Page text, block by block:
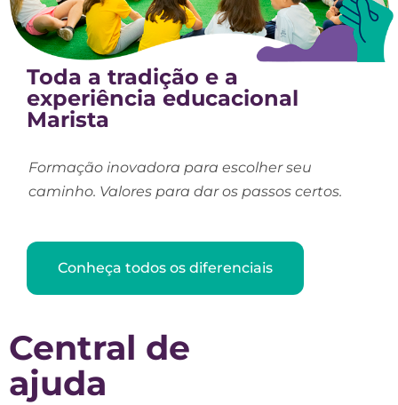
Toda a tradição e a
experiência educacional
Marista
Formação inovadora para escolher seu
caminho. Valores para dar os passos certos.
Conheça todos os diferenciais
Central de
ajuda